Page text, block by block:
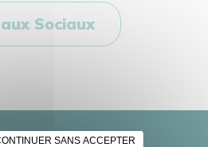
Sociaux
SANS ACCEPTER